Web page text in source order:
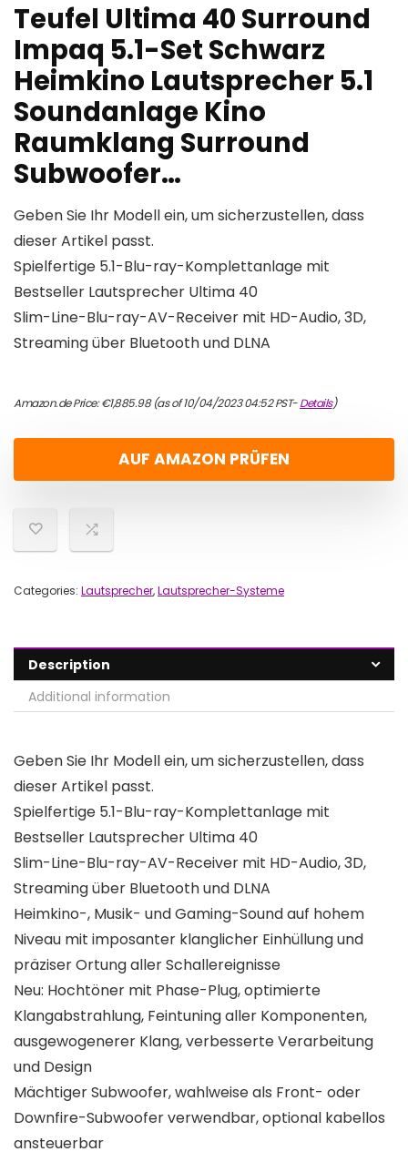
Teufel Ultima 40 Surround
Impaq 5.1-Set Schwarz
Heimkino Lautsprecher 5.1
Soundanlage Kino
Raumklang Surround
Subwoofer…
Geben Sie Ihr Modell ein, um sicherzustellen, dass
dieser Artikel passt.
Spielfertige 5.1-Blu-ray-Komplettanlage mit
Bestseller Lautsprecher Ultima 40
Slim-Line-Blu-ray-AV-Receiver mit HD-Audio, 3D,
Streaming über Bluetooth und DLNA
Amazon.de Price:€1,885.98(as of 10/04/2023 04:52 PST-Details)
AUF AMAZON PRÜFEN
Categories: Lautsprecher,Lautsprecher-Systeme
Description
Additional information
Geben Sie Ihr Modell ein, um sicherzustellen, dass
dieser Artikel passt.
Spielfertige 5.1-Blu-ray-Komplettanlage mit
Bestseller Lautsprecher Ultima 40
Slim-Line-Blu-ray-AV-Receiver mit HD-Audio, 3D,
Streaming über Bluetooth und DLNA
Heimkino-, Musik- und Gaming-Sound auf hohem
Niveau mit imposanter klanglicher Einhüllung und
präziser Ortung aller Schallereignisse
Neu: Hochtöner mit Phase-Plug, optimierte
Klangabstrahlung, Feintuning aller Komponenten,
ausgewogenerer Klang, verbesserte Verarbeitung
und Design
Mächtiger Subwoofer, wahlweise als Front- oder
Downfire-Subwoofer verwendbar, optional kabellos
ansteuerbar